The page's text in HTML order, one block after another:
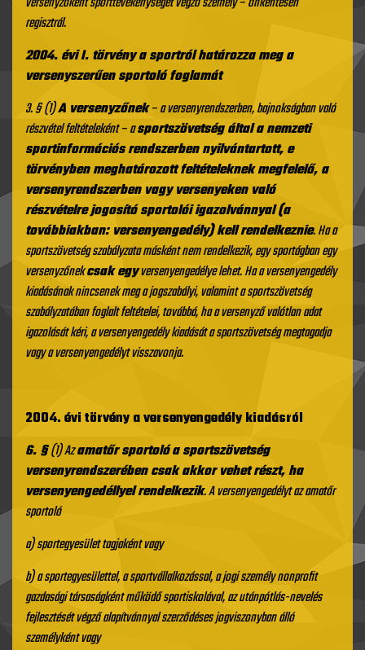
regisztrál.
2004. évi I. törvény a sportról határozza meg a
versenyszerűen sportoló foglamát
3. § (1)A versenyzőnek– a versenyrendszerben, bajnokságban való
részvétel feltételeként – asportszövetség által a nemzeti
sportinformációs rendszerben nyilvántartott, e
törvényben meghatározott feltételeknek megfelelő, a
versenyrendszerben vagy versenyeken való
részvételre jogosító sportolói igazolvánnyal (a
továbbiakban: versenyengedély) kell rendelkeznie.Ha a
sportszövetség szabályzata másként nem rendelkezik, egy sportágban egy
versenyzőnekcsak egyversenyengedélye lehet. Ha a versenyengedély
kiadásának nincsenek meg a jogszabályi, valamint a sportszövetség
szabályzatában foglalt feltételei, továbbá, ha a versenyző valótlan adat
igazolását kéri, a versenyengedély kiadását a sportszövetség megtagadja
vagy a versenyengedélyt visszavonja.
2004. évi törvény a versenyengedély kiadásról
6. §(1) Azamatőr sportolóa sportszövetség
versenyrendszerében csak akkor vehet részt, ha
versenyengedéllyel rendelkezik.A versenyengedélyt az amatőr
sportoló
a) sportegyesület tagjaként vagy
b) a sportegyesülettel, a sportvállalkozással, a jogi személy nonprofit
gazdasági társaságként működő sportiskolával, az utánpótlás-nevelés
fejlesztését végző alapítvánnyal szerződéses jogviszonyban álló
személyként vagy